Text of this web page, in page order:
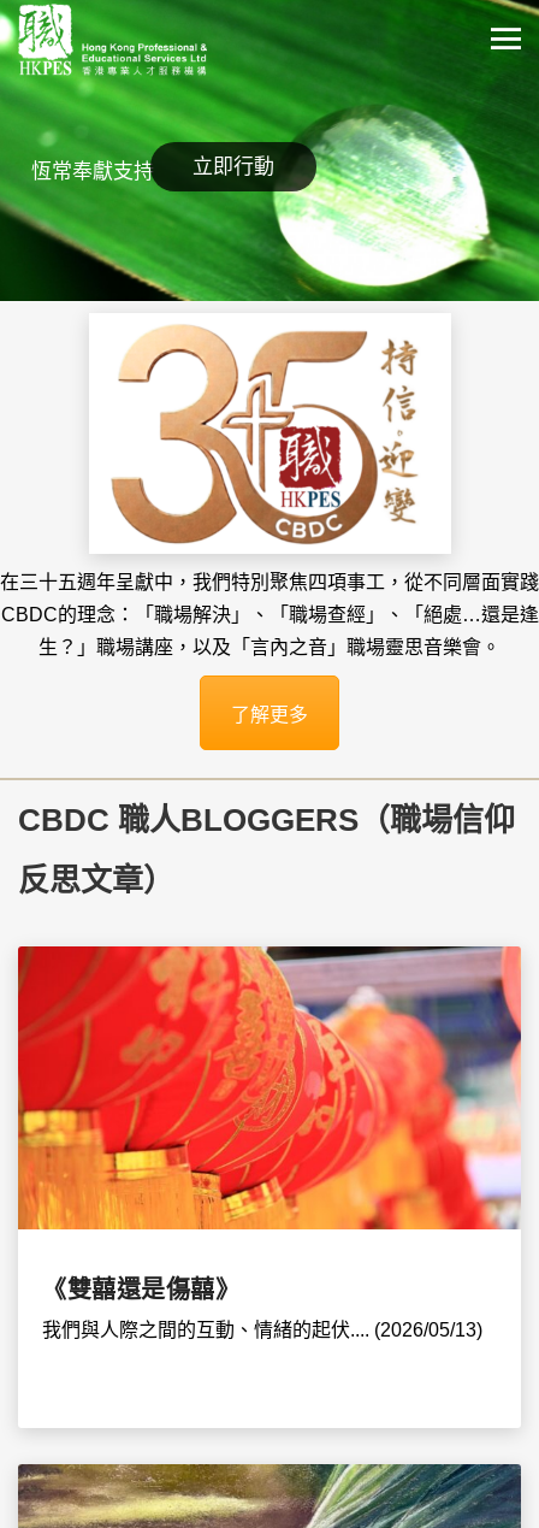
恆常奉獻支持 立即行動
在三十五週年呈獻中，我們特別聚焦四項事工，從不同層面實踐
CBDC的理念：「職場解決」、「職場查經」、「絕處…還是逢
生？」職場講座，以及「言內之音」職場靈思音樂會。
了解更多
CBDC 職人BLOGGERS（職場信仰
反思文章）
《雙囍還是傷囍》
我們與人際之間的互動、情緒的起伏.... (2026/05/13)